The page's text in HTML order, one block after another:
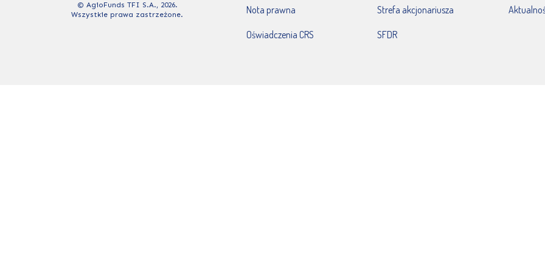
© AgioFunds TFI S.A., 2026.
Wszystkie prawa zastrzeżone.
Nota prawna
Oświadczenia CRS
Strefa akcjonariusza
SFDR